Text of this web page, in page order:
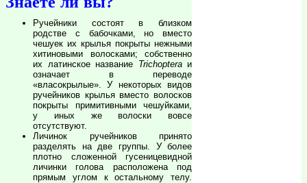
Ручейники состоят в близком
родстве с бабочками, но вместо
чешуек их крылья покрыты нежными
хитиновыми волосками; собственно
их латинское название Trichopteraи
означает в переводе
«власокрылые». У некоторых видов
ручейников крылья вместо волосков
покрыты примитивными чешуйками,
у иных же волоски вовсе
отсутствуют.
Личинок ручейников принято
разделять на две группы. У более
плотно сложенной гусеницевидной
личинки голова расположена под
прямым углом к остальному телу.